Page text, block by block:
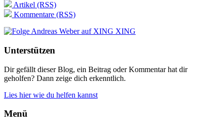
Artikel (RSS)
Kommentare (RSS)
XING
Unterstützen
Dir gefällt dieser Blog, ein Beitrag oder Kommentar hat dir
geholfen? Dann zeige dich erkenntlich.
Lies hier wie du helfen kannst
Menü